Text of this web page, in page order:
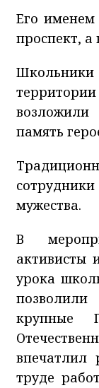
Его именем
проспект, а
память
мужества.
В
активисты
урока
крупные
впечатлил
труде